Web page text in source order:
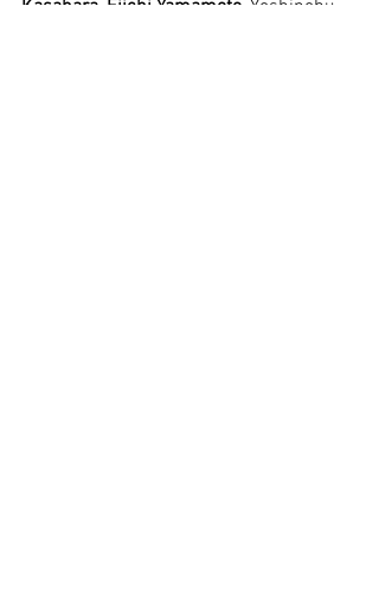
Kasahara, Eiichi Yamamoto, Yoshinobu